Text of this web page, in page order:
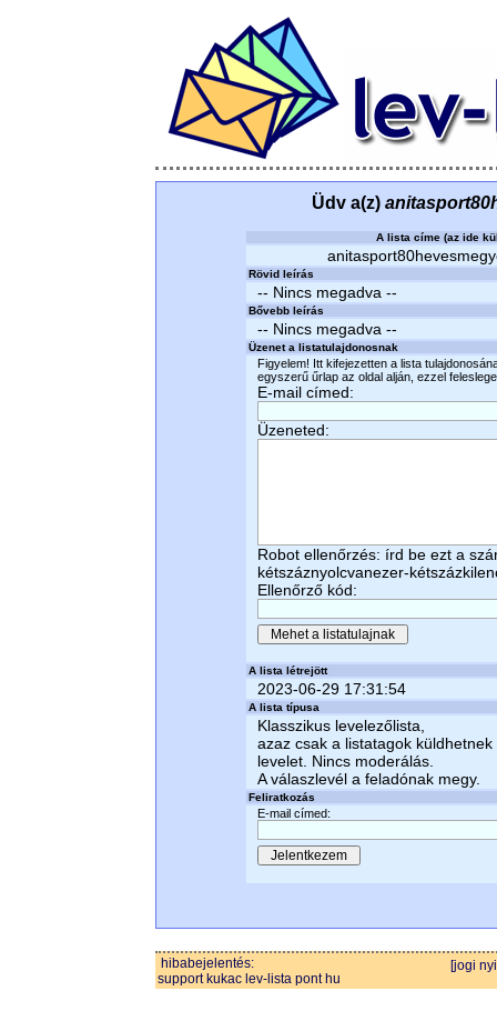
Üdv a(z)
A lista címe (az ide
Rövid leírás
-- Nincs megadva --
Bővebb leírás
-- Nincs megadva --
Üzenet a listatulajdonosnak
Figyelem! Itt kifejezetten a lista
egyszerű űrlap az oldal alján, ezzel
E-mail címed:
Üzeneted:
Robot ellenőrzés: írd be ezt a
kétszáznyolcvanezer-
Ellenőrző kód:
A lista létrejött
2023-06-29 17:31:54
A lista típusa
Klasszikus levelezőlista,
azaz csak a listatagok küldhetnek
levelet. Nincs moderálás.
A válaszlevél a feladónak megy.
Feliratkozás
E-mail címed:
hibabejelentés:
support kukac lev-lista pont hu
[jogi